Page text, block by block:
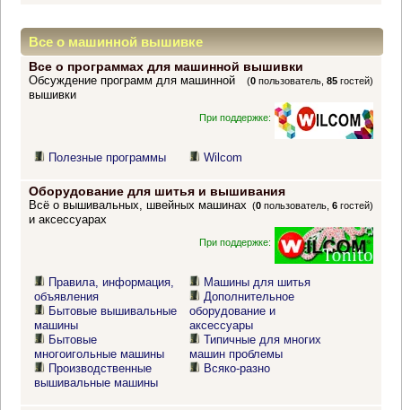
Все о машинной вышивке
Все о программах для машинной вышивки
(0 пользователь,85 гостей)
Обсуждение программ для машинной
вышивки
При поддержке:
Полезные программы Wilcom
Оборудование для шитья и вышивания
(0 пользователь,6 гостей)
Всё о вышивальных, швейных машинах
и аксессуарах
При поддержке:
Правила, информация,
объявления
Бытовые вышивальные
машины
Бытовые
многоигольные машины
Производственные
вышивальные машины
Машины для шитья
Дополнительное
оборудование и
аксессуары
Типичные для многих
машин проблемы
Всяко-разно